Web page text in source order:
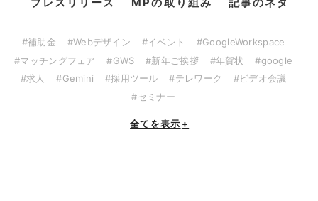
#補助金 #Webデザイン #イベント
#GoogleWorkspace
#マッチングフェア
#GWS #新年ご挨拶 #年賀状
#google
#求人
#Gemini #採用ツール #テレワーク
#ビデオ会議
#セミナー
全てを表示 +